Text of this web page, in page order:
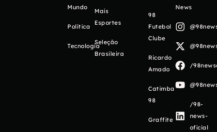
Mundo
Política
Tecnologia
Mais
Esportes
Seleção
Brasileira
98
Futebol
Clube
Ricardo
Amado
Catimba
98
Graffite
News
/
/98-
news-
oficial